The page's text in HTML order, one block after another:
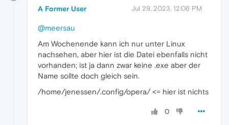
A Former User Jul 29, 2023, 12:06 PM
@meersau
Am Wochenende kann ich nur unter Linux
nachsehen, aber hier ist die Datei ebenfalls nicht
vorhanden; ist ja dann zwar keine .exe aber der
Name sollte doch gleich sein.
/home/jenessen/.config/opera/ <= hier ist nichts
0